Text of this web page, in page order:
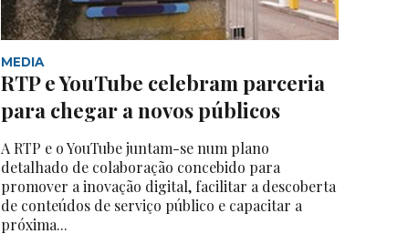
MEDIA
RTP e YouTube celebram parceria
para chegar a novos públicos
A RTP e o YouTube juntam-se num plano
detalhado de colaboração concebido para
promover a inovação digital, facilitar a descoberta
de conteúdos de serviço público e capacitar a
próxima...